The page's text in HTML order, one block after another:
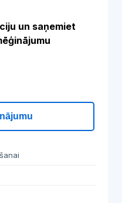
un saņemiet